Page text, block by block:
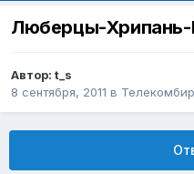
Люберцы-Хрипань-
Автор: t_s
8 сентября, 2011 в